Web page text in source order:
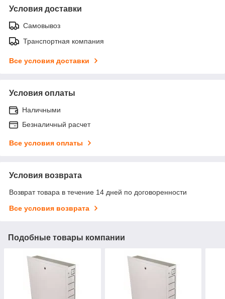
Условия доставки
Самовывоз
Транспортная компания
Все условия доставки
Условия оплаты
Наличными
Безналичный расчет
Все условия оплаты
Условия возврата
Возврат товара в течение 14 дней по договоренности
Все условия возврата
Подобные товары компании